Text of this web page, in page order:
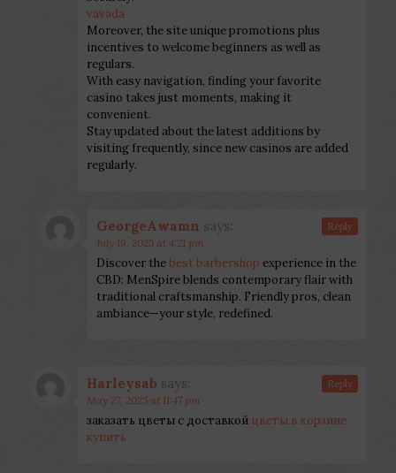
vavada
Moreover, the site unique promotions plus
incentives to welcome beginners as well as
regulars.
With easy navigation, finding your favorite
casino takes just moments, making it
convenient.
Stay updated about the latest additions by
visiting frequently, since new casinos are added
regularly.
GeorgeAwamn says:
July 19, 2025 at 4:21 pm
Discover thebest barbershop experience in the
CBD: MenSpire blends contemporary flair with
traditional craftsmanship. Friendly pros, clean
ambiance—your style, redefined.
Reply
Harleysab says:
May 27, 2025 at 11:47 pm
заказать цветы с доставкой цветы в корзине
купить
Reply